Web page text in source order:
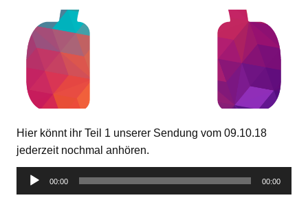
Hier könnt ihr Teil 1 unserer Sendung vom 09.10.18
jederzeit nochmal anhören.
Audio-
Player
00:00 00:00